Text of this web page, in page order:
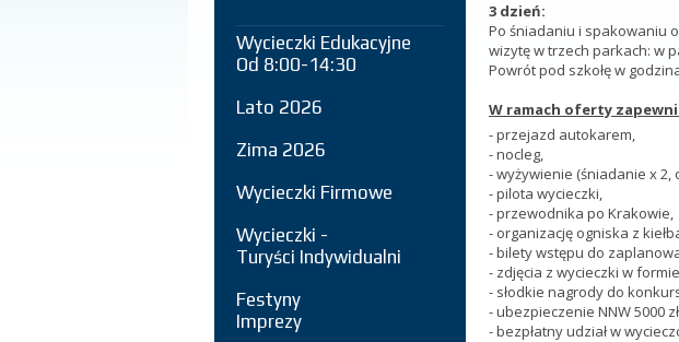
Wycieczki Edukacyjne
Od 8:00-14:30
Lato 2026
Zima 2026
Wycieczki Firmowe
Wycieczki -
Turyści Indywidualni
Festyny
Imprezy
3 dzień:
Po śniadaniu i spakowaniu
wizytę w trzech parkach: w
Powrót pod szkołę w
W ramach oferty
- przejazd autokarem,
- nocleg,
- wyżywienie (śniadanie x
- pilota wycieczki,
- przewodnika po Krakowie,
- organizację ogniska z
- bilety wstępu do
- zdjęcia z wycieczki w
- słodkie nagrody do
- ubezpieczenie NNW 5000
- bezpłatny udział w